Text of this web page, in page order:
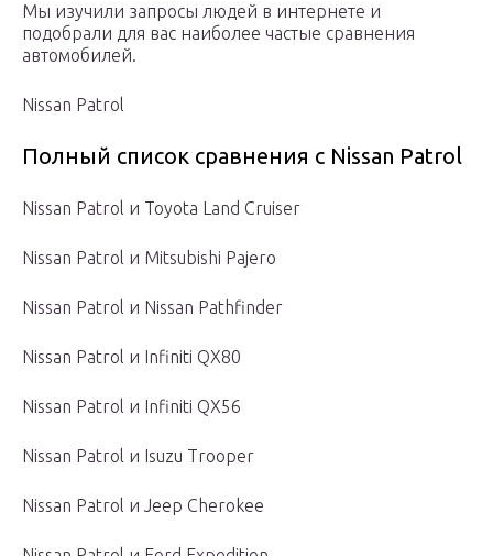
Мы изучили запросы людей в интернете и
подобрали для вас наиболее частые сравнения
автомобилей.
Nissan Patrol
Полный список сравнения с Nissan Patrol
Nissan Patrol и Toyota Land Cruiser
Nissan Patrol и Mitsubishi Pajero
Nissan Patrol и Nissan Pathfinder
Nissan Patrol и Infiniti QX80
Nissan Patrol и Infiniti QX56
Nissan Patrol и Isuzu Trooper
Nissan Patrol и Jeep Cherokee